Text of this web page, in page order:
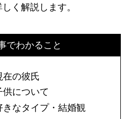
く解説します。
でわかること
在の彼氏
について
なタイプ・結婚観